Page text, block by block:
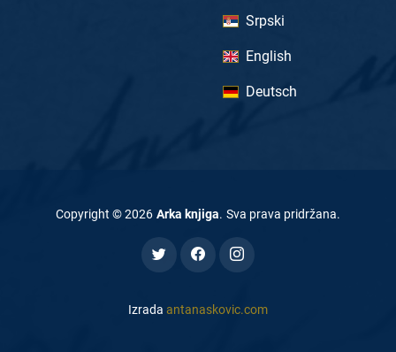
Srpski
English
Deutsch
Copyright ©2026 Arka knjiga. Sva prava pridržana.
Izrada antanaskovic.com